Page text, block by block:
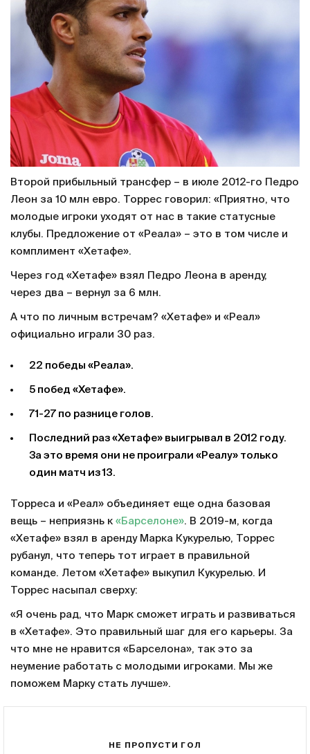
Второй прибыльный трансфер – в июле 2012-го Педро
Леон за 10 млн евро. Торрес говорил: «Приятно, что
молодые игроки уходят от нас в такие статусные
клубы. Предложение от «Реала» – это в том числе и
комплимент «Хетафе».
Через год «Хетафе» взял Педро Леона в аренду,
через два – вернул за 6 млн.
А что по личным встречам? «Хетафе» и «Реал»
официально играли 30 раз.
22 победы «Реала».
5 побед «Хетафе».
71-27 по разнице голов.
Последний раз «Хетафе» выигрывал в 2012 году.
За это время они не проиграли «Реалу» только
один матч из 13.
Торреса и «Реал» объединяет еще одна базовая
вещь – неприязнь к «Барселоне». В 2019-м, когда
«Хетафе» взял в аренду Марка Кукурелью, Торрес
рубанул, что теперь тот играет в правильной
команде. Летом «Хетафе» выкупил Кукурелью. И
Торрес насыпал сверху:
«Я очень рад, что Марк сможет играть и развиваться
в «Хетафе». Это правильный шаг для его карьеры. За
что мне не нравится «Барселона», так это за
неумение работать с молодыми игроками. Мы же
поможем Марку стать лучше».
НЕ ПРОПУСТИ ГОЛ